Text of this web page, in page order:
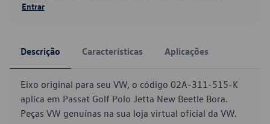
Entrar
Descrição Características Aplicações
Eixo original para seu VW, o código 02A-311-515-K
aplica em Passat Golf Polo Jetta New Beetle Bora.
Peças VW genuínas na sua loja virtual oficial da VW.